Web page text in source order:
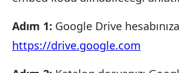
Adım 1: Google Drive
https://drive.google.com